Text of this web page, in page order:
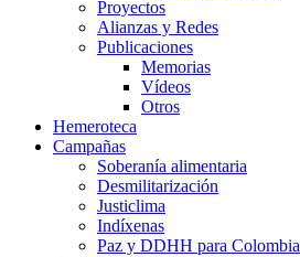
Proyectos
Alianzas y Redes
Publicaciones
Memorias
Vídeos
Otros
Hemeroteca
Campañas
Soberanía alimentaria
Desmilitarización
Justiclima
Indíxenas
Paz y DDHH para Colombia